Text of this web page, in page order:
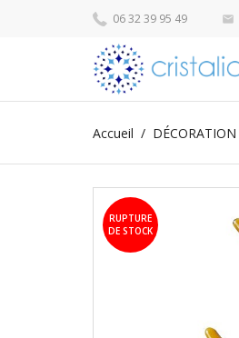
06 32 39 95 49 
Accueil DÉCORATION
RUPTURE
DE STOCK